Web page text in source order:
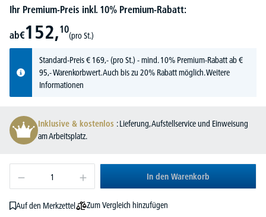
Ihr Premium-Preis inkl. 10% Premium-Rabatt:
ab€152,10
(pro St.)
Standard-Preis€ 169,-(pro St.) - mind. 10% Premium-Rabatt ab €
95,- Warenkorbwert. Auch bis zu 20% Rabatt möglich.Weitere
Informationen
Inklusive & kostenlos : Lieferung, Aufstellservice und Einweisung
am Arbeitsplatz.
In den Warenkorb
Auf den Merkzettel Zum Vergleich hinzufügen